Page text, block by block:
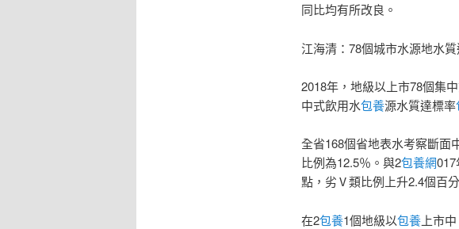
同比均有所改良。
江海清：78個城市水源地水
2018年，地級以上市78個集
中式飲用水包養源水質達標率
全省168個省地表水考察斷
比例為12.5％。與2包養網
點，劣Ⅴ類比例上升2.4個百
在2包養1個地級以包養上市